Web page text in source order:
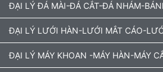
ĐẠI LÝ ĐÁ MÀI-ĐÁ CẮT-ĐÁ NHÁM-
ĐẠI LÝ LƯỚI HÀN-LƯỚI MẮT CÁO-
ĐẠI LÝ MÁY KHOAN -MÁY HÀN-MÁY